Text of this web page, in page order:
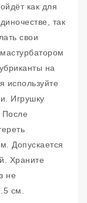
как для
так
свои
на
используйте
Игрушку
После
Допускается
Храните
не
см.